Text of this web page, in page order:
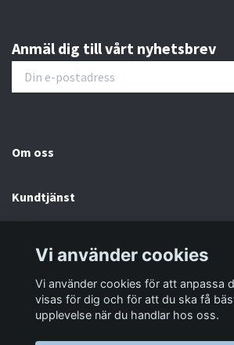
Anmäl dig till vårt nyhetsbrev
Om oss
Kundtjänst
Sociala medier
Vi använder cookies
Vi använder cookies för att anpassa
visas för dig och för att du ska få
upplevelse när du handlar hos oss.